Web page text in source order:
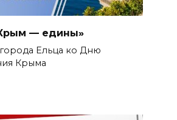
— едины»
Ельца ко Дню
Крыма